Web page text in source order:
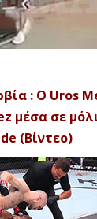
: Ο Uros
μέσα σε
(Βίντεο)